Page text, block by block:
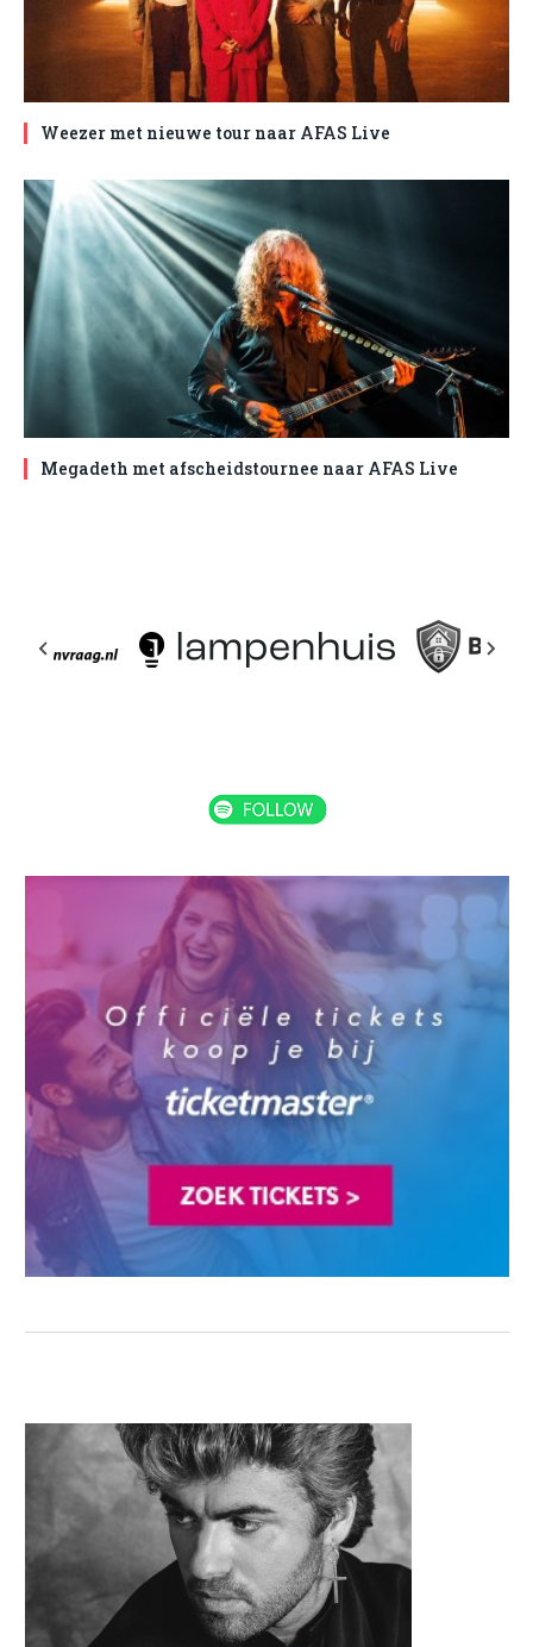
Weezer met nieuwe tour naar AFAS Live
Megadeth met afscheidstournee naar AFAS Live